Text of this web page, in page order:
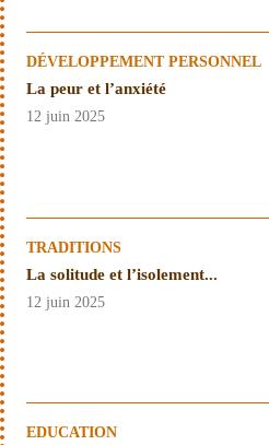
DÉVELOPPEMENT PERSONNEL
La peur et l’anxiété
12 juin 2025
TRADITIONS
La solitude et l’isolement...
12 juin 2025
EDUCATION